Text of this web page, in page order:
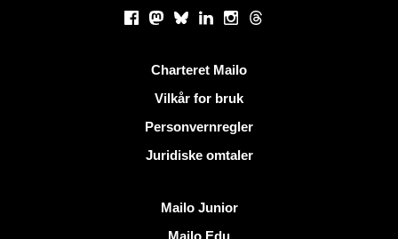
Facebook
Mastodon
BlueskyLinkedInInstagram
Threads
Charteret Mailo
Vilkår for bruk
Personvernregler
Juridiske omtaler
Mailo Junior
Mailo Edu